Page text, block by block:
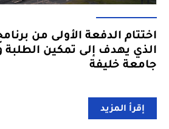
اختتام الدفعة الأولى من
الذي يهدف إلى تمكين الطلبة
جامعة خليفة
إقرأ المزيد